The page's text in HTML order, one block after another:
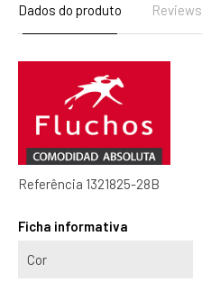
Dados do produto Reviews
Referência 1321825-28B
Ficha informativa
Cor